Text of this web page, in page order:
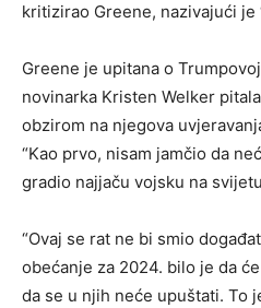
kritizirao Greene, nazivajući je
Greene je upitana o
novinarka Kristen Welker
obzirom na njegova
“Kao prvo, nisam jamčio da
gradio najjaču vojsku na
“Ovaj se rat ne bi smio
obećanje za 2024. bilo je da
da se u njih neće upuštati. To